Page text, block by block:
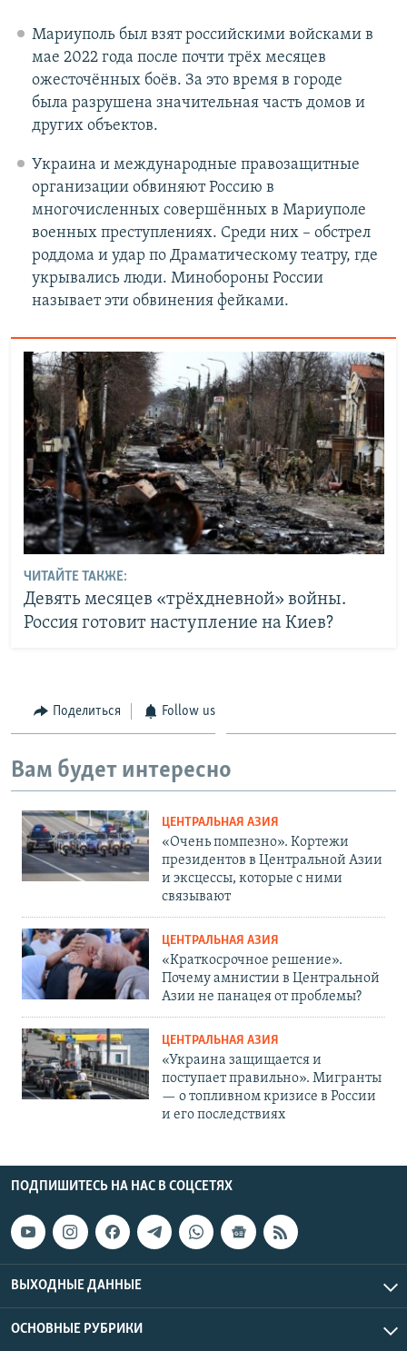
Мариуполь был взят российскими войсками в
мае 2022 года после почти трёх месяцев
ожесточённых боёв. За это время в городе
была разрушена значительная часть домов и
других объектов.
Украина и международные правозащитные
организации обвиняют Россию в
многочисленных совершённых в Мариуполе
военных преступлениях. Среди них – обстрел
роддома и удар по Драматическому театру, где
укрывались люди. Минобороны России
называет эти обвинения фейками.
ЧИТАЙТЕ ТАКЖЕ:
Девять месяцев «трёхдневной» войны.
Россия готовит наступление на Киев?
Поделиться Follow us
Вам будет интересно
ЦЕНТРАЛЬНАЯ АЗИЯ
«Очень помпезно». Кортежи
президентов в Центральной Азии
и эксцессы, которые с ними
связывают
ЦЕНТРАЛЬНАЯ АЗИЯ
«Краткосрочное решение».
Почему амнистии в Центральной
Азии не панацея от проблемы?
ЦЕНТРАЛЬНАЯ АЗИЯ
«Украина защищается и
поступает правильно». Мигранты
— о топливном кризисе в России
и его последствиях
ПОДПИШИТЕСЬ НА НАС В СОЦСЕТЯХ
ВЫХОДНЫЕ ДАННЫЕ
ОСНОВНЫЕ РУБРИКИ